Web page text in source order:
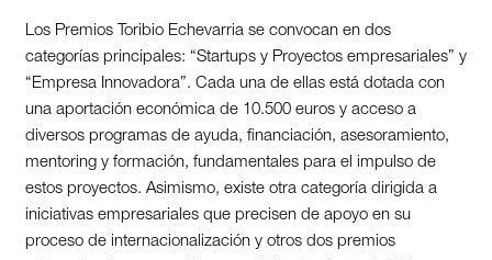
Los Premios Toribio Echevarria se convocan en dos
categorías principales: “Startups y Proyectos empresariales” y
“Empresa Innovadora”. Cada una de ellas está dotada con
una aportación económica de 10.500 euros y acceso a
diversos programas de ayuda, financiación, asesoramiento,
mentoring y formación, fundamentales para el impulso de
estos proyectos. Asimismo, existe otra categoría dirigida a
iniciativas empresariales que precisen de apoyo en su
proceso de internacionalización y otros dos premios